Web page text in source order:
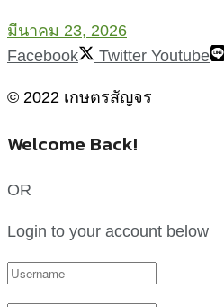
มีนาคม 23, 2026
Facebook
Twitter Youtube
© 2022 เกษตรสัญจร
Welcome Back!
OR
Login to your account below